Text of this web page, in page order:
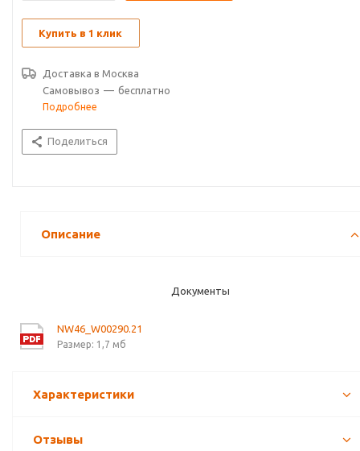
Купить в 1 клик
Доставка в Москва
Самовывоз — бесплатно
Подробнее
Поделиться
Описание
Документы
NW46_W00290.21
Размер: 1,7 мб
Характеристики
Отзывы